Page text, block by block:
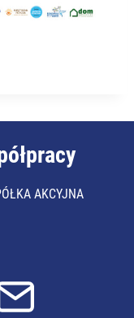
AKCYJNA